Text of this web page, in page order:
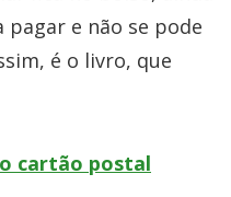
pagar e não se pode
é o livro, que
cartão postal